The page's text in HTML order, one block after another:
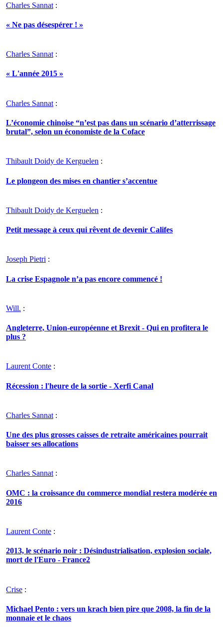
Charles Sannat :
« Ne pas désespérer ! »
Charles Sannat :
« L'année 2015 »
Charles Sannat :
L’économie chinoise “n’est pas dans un scénario d’atterrissage
brutal”, selon un économiste de la Coface
Thibault Doidy de Kerguelen :
Le plongeon des mises en chantier s’accentue
Thibault Doidy de Kerguelen :
Petit message à ceux qui rêvent de devenir Califes
Joseph Pietri :
La crise Espagnole n’a pas encore commencé !
Will. :
Angleterre, Union-européenne et Brexit - Qui en profitera le
plus ?
Laurent Conte :
Récession : l'heure de la sortie - Xerfi Canal
Charles Sannat :
Une des plus grosses caisses de retraite américaines pourrait
baisser ses allocations
Charles Sannat:
OMC : la croissance du commerce mondial restera modérée en
2016
Laurent Conte :
2013, le scénario noir : Désindustrialisation, explosion sociale,
mort de l'Euro - France2
Crise :
Michael Pento : vers un krach bien pire que 2008, la fin de la
monnaie et le chaos